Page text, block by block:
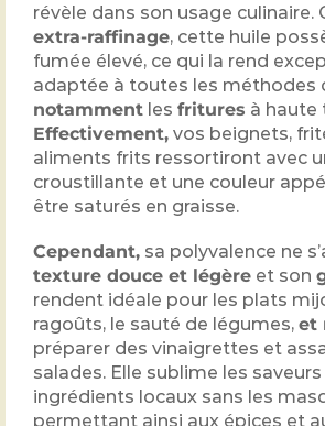
révèle dans son usage culinaire.
extra-raffinage, cette huile
fumée élevé, ce qui la rend
adaptée à toutes les méthodes
notamment les fritures à haute
Effectivement, vos beignets,
aliments frits ressortiront avec
croustillante et une couleur
être saturés en graisse.
Cependant, sa polyvalence ne
texture douce et légère et son
rendent idéale pour les plats
ragoûts, le sauté de légumes, et
préparer des vinaigrettes et
salades. Elle sublime les
ingrédients locaux sans les
permettant ainsi aux épices et